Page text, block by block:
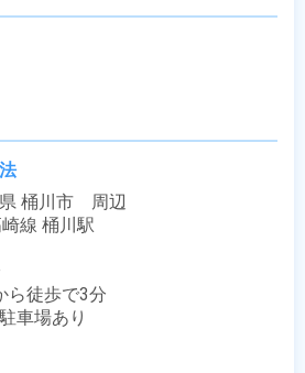
桶川市　周辺
線 桶川駅
ら徒歩で3分
車場あり